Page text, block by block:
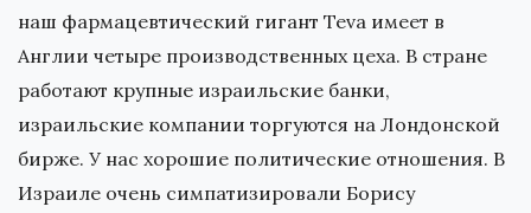
наш фармацевтический гигант Teva имеет в
Англии четыре производственных цеха. В стране
работают крупные израильские банки,
израильские компании торгуются на Лондонской
бирже. У нас хорошие политические отношения. В
Израиле очень симпатизировали Борису